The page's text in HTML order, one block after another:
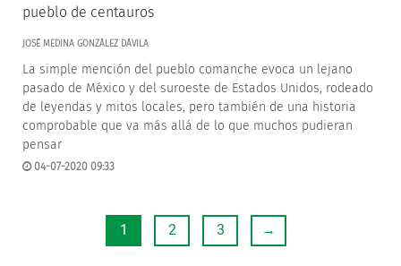
pueblo de centauros
JOSÉ MEDINA GONZÁLEZ DÁVILA
La simple mención del pueblo comanche evoca un lejano
pasado de México y del suroeste de Estados Unidos, rodeado
de leyendas y mitos locales, pero también de una historia
comprobable que va más allá de lo que muchos pudieran
pensar
04-07-2020 09:33
1 2 3 →